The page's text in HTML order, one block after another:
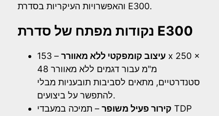
והאפשרויות העיקריות בסדרת E300.
נקודות מפתח של סדרת E300
עיצוב קומפקטי ללא מאוורר
– 153 x 250 x
48 מ"מ עבור דגמים ללא מאוורר
סטנדרטיים, מתאים לסביבות תובעניות מבלי
להתפשר על ביצועים.
קירור פעיל משופר – תמיכה במעבדי TDP